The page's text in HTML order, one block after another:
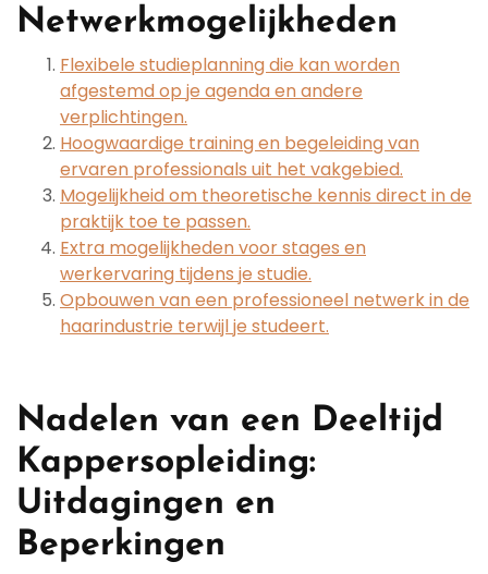
Netwerkmogelijkheden
Flexibele studieplanning die kan worden
afgestemd op je agenda en andere
verplichtingen.
Hoogwaardige training en begeleiding van
ervaren professionals uit het vakgebied.
Mogelijkheid om theoretische kennis direct in de
praktijk toe te passen.
Extra mogelijkheden voor stages en
werkervaring tijdens je studie.
Opbouwen van een professioneel netwerk in de
haarindustrie terwijl je studeert.
Nadelen van een Deeltijd
Kappersopleiding:
Uitdagingen en
Beperkingen